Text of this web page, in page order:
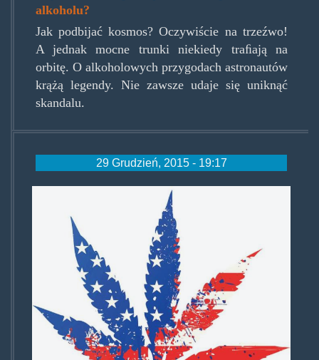
alkoholu?
Jak podbijać kosmos? Oczywiście na trzeźwo!
A jednak mocne trunki niekiedy traﬁają na
orbitę. O alkoholowych przygodach astronautów
krążą legendy. Nie zawsze udaje się uniknąć
skandalu.
29 Grudzień, 2015 - 19:17